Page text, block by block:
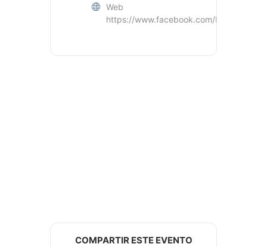
Web
https://www.facebook.com/
COMPARTIR ESTE EVENTO